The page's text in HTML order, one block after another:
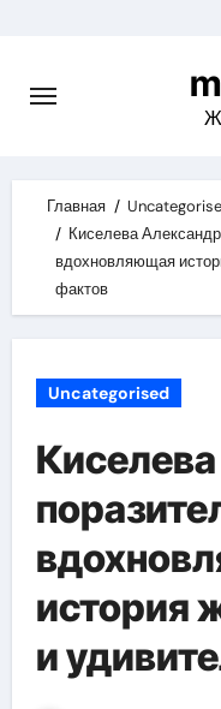
content
Главная
Киселева
вдохновляющая
фактов
Uncategorised
история
и